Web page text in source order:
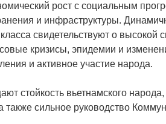
рост с социальным
и инфраструктуры.
свидетельствуют о
кризисы, эпидемии и
и активное участие народа.
стойкость вьетнамского
также сильное руководство